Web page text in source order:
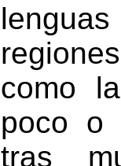
como
poco o
tras